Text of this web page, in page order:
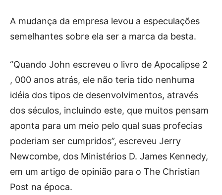
A mudança da empresa levou a especulações
semelhantes sobre ela ser a marca da besta.
“Quando John escreveu o livro de Apocalipse 2
, 000 anos atrás, ele não teria tido nenhuma
idéia dos tipos de desenvolvimentos, através
dos séculos, incluindo este, que muitos pensam
aponta para um meio pelo qual suas profecias
poderiam ser cumpridos”, escreveu Jerry
Newcombe, dos Ministérios D. James Kennedy,
em um artigo de opinião para o The Christian
Post na época.